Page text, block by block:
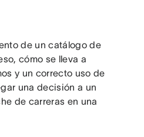
de un catálogo de
cómo se lleva a
y un correcto uso de
una decisión a un
de carreras en una